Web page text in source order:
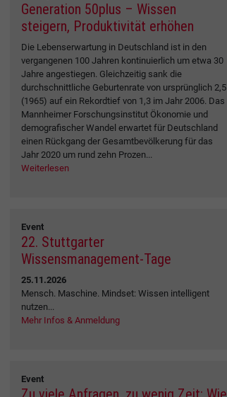
Generation 50plus – Wissen
steigern, Produktivität erhöhen
Die Lebenserwartung in Deutschland ist in den
vergangenen 100 Jahren kontinuierlich um etwa 30
Jahre angestiegen. Gleichzeitig sank die
durchschnittliche Geburtenrate von ursprünglich 2,5
(1965) auf ein Rekordtief von 1,3 im Jahr 2006. Das
Mannheimer Forschungsinstitut Ökonomie und
demografischer Wandel erwartet für Deutschland
einen Rückgang der Gesamtbevölkerung für das
Jahr 2020 um rund zehn Prozen...
Weiterlesen
Event
22. Stuttgarter
Wissensmanagement-Tage
25.11.2026
Mensch. Maschine. Mindset: Wissen intelligent
nutzen...
Mehr Infos & Anmeldung
Event